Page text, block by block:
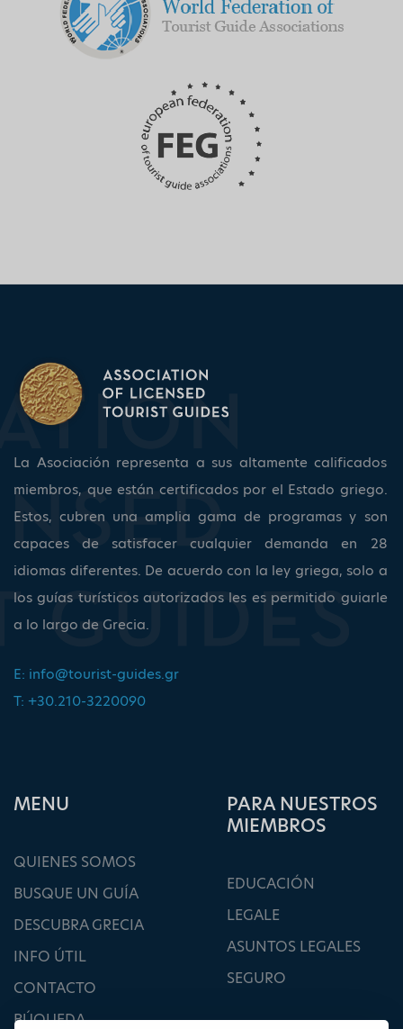
La Asociación representa a sus altamente calificados
miembros, que están certificados por el Estado griego.
Estos, cubren una amplia gama de programas y son
capaces de satisfacer cualquier demanda en 28
idiomas diferentes. De acuerdo con la ley griega, solo a
los guías turísticos autorizados les es permitido guiarle
a lo largo de Grecia.
E: info@tourist-guides.gr
T: +30.210-3220090
ΜΕΝU
QUIENES SOMOS
BUSQUE UN GUÍA
DESCUBRA GRECIA
INFO ÚTIL
CONTACTO
BÚQUEDA
PARA NUESTROS
MIEMBROS
EDUCACIÓN
LEGALE
ASUNTOS LEGALES
SEGURO